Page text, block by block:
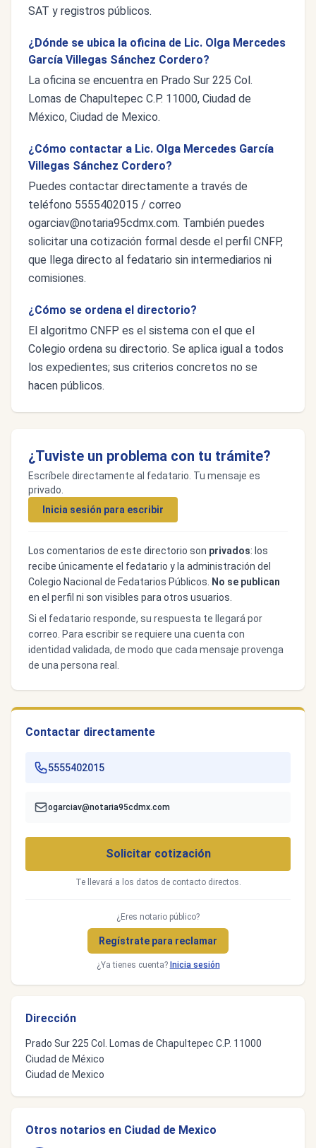
SAT y registros públicos.
¿Dónde se ubica la oficina de Lic. Olga Mercedes
García Villegas Sánchez Cordero?
La oficina se encuentra en Prado Sur 225 Col.
Lomas de Chapultepec C.P. 11000, Ciudad de
México, Ciudad de Mexico.
¿Cómo contactar a Lic. Olga Mercedes García
Villegas Sánchez Cordero?
Puedes contactar directamente a través de
teléfono 5555402015 / correo
ogarciav@notaria95cdmx.com. También puedes
solicitar una cotización formal desde el perfil CNFP,
que llega directo al fedatario sin intermediarios ni
comisiones.
¿Cómo se ordena el directorio?
El algoritmo CNFP es el sistema con el que el
Colegio ordena su directorio. Se aplica igual a todos
los expedientes; sus criterios concretos no se
hacen públicos.
¿Tuviste un problema con tu trámite?
Escríbele directamente al fedatario. Tu mensaje es
privado.
Inicia sesión para escribir
Los comentarios de este directorio son privados: los
recibe únicamente el fedatario y la administración del
Colegio Nacional de Fedatarios Públicos.
No se publican
en el perfil ni son visibles para otros usuarios.
Si el fedatario responde, su respuesta te llegará por
correo. Para escribir se requiere una cuenta con
identidad validada, de modo que cada mensaje provenga
de una persona real.
Contactar directamente
5555402015
ogarciav@notaria95cdmx.com
Solicitar cotización
Te llevará a los datos de contacto directos.
¿Eres notario público?
Regístrate para reclamar
¿Ya tienes cuenta? Inicia sesión
Dirección
Prado Sur 225 Col. Lomas de Chapultepec C.P. 11000
Ciudad de México
Ciudad de Mexico
Otros notarios en Ciudad de Mexico